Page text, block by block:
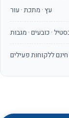
עץ · מתכת · עור
· כובעים · מגבות
נשלפת דגם